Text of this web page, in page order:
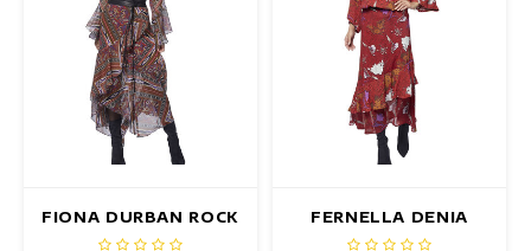
FIONA DURBAN ROCK
FERNELLA DENIA
ROCK